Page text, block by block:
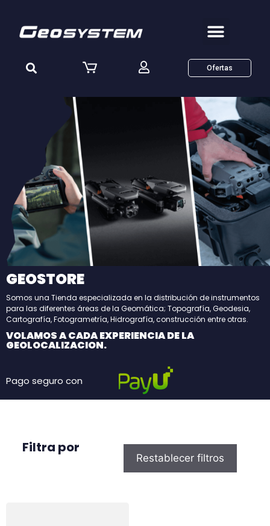
Ofertas
GEOSTORE
Somos una Tienda especializada en la distribución de instrumentos
para las diferentes áreas de la Geomática; Topografía, Geodesia,
Cartografía, Fotogrametría, Hidrografía, construcción entre otras.
VOLAMOS A CADA EXPERIENCIA DE LA
GEOLOCALIZACION.
Pago seguro con
Filtra por
Restablecer filtros